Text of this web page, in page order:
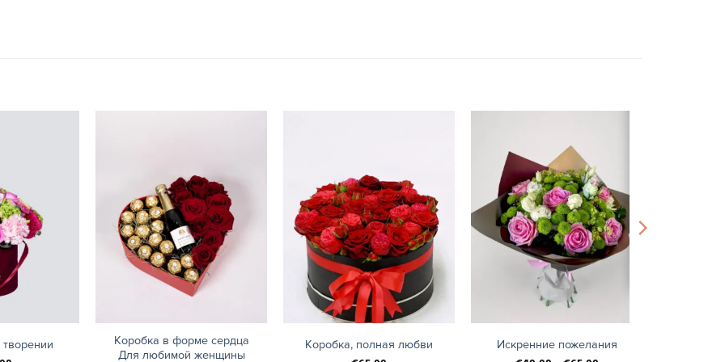
+
Коробка в форме сердца
Для любимой женщины
Коробка, полная любви
+
Искренние пожелания